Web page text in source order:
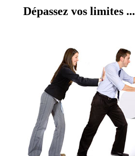
Dépassez vos limites ...